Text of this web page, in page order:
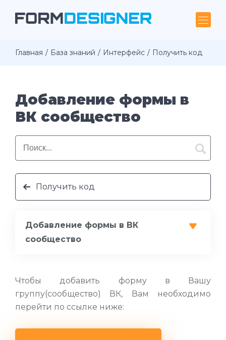
Главная База знаний Интерфейс Получить код
Добавление формы в
ВК сообщество
Получить код
Добавление формы в ВК
сообщество
Чтобы добавить форму в Вашу
группу(сообщество) ВК, Вам необходимо
перейти по ссылке ниже: